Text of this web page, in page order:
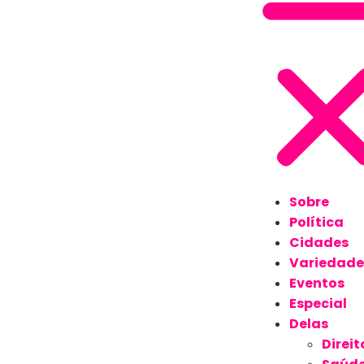
Sobre
Política
Cidades
Eventos
Especial
Delas